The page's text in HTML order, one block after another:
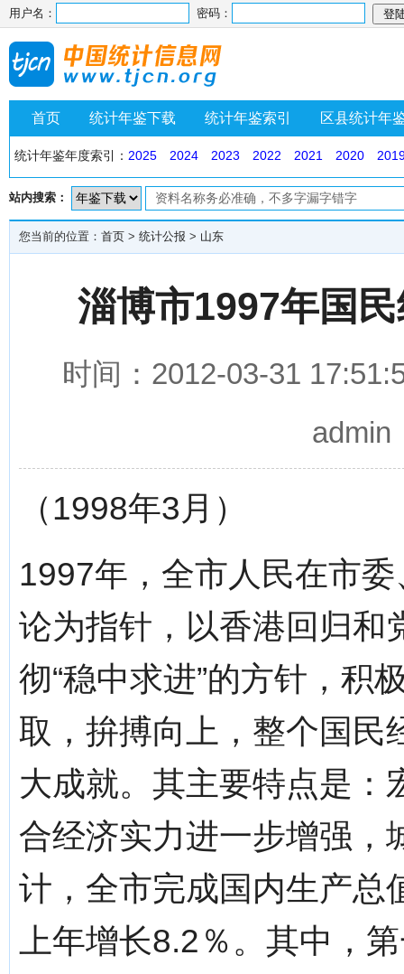
用户名： 密码：
首页 统计年鉴下载 统计年鉴索引 区县统计年
统计年鉴年度索引： 2025 2024 2023 2022 2021 2020
站内搜索：
您当前的位置： 首页 > 统计公报 > 山东
淄博市1997年国
时间：2012-03-31
（1998年3月）
1997年，全市人民在市
论为指针，以香港回归和
彻“稳中求进”的方针，积
取，拚搏向上，整个国民
大成就。其主要特点是：
合经济实力进一步增强，
计，全市完成国内生产总
上年增长8.2％。其中，